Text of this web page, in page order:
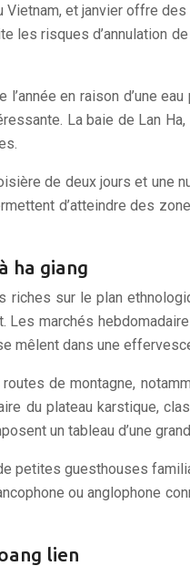
Vietnam, et janvier offre
risques d’annulation
en raison d’une
La baie de Lan
de deux jours et une
d’atteindre des
ha giang
riches sur le plan
marchés
mêlent dans une
de montagne,
du plateau karstique,
un tableau d’une
guesthouses
ou anglophone
lien